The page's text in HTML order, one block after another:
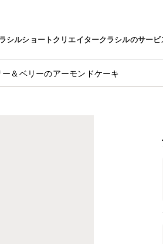
シルショートクリエイタークラシルのサービ
ー＆ベリーのアーモンドケーキ